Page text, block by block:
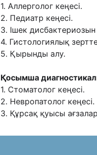
1. Аллерголог кеңесі.
2. Педиатр кеңесі.
3. Ішек дисбактериозын
4. Гистологиялық
5. Қырынды алу.
Қосымша
1. Стоматолог кеңесі.
2. Невропатолог кеңесі.
3. Құрсақ қуысы